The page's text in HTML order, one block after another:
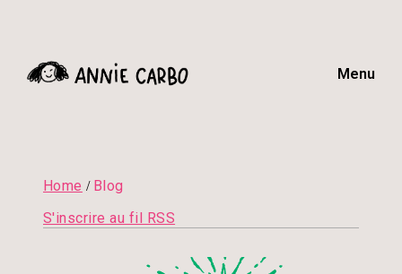
Menu
Home / Blog
S'inscrire au fil RSS